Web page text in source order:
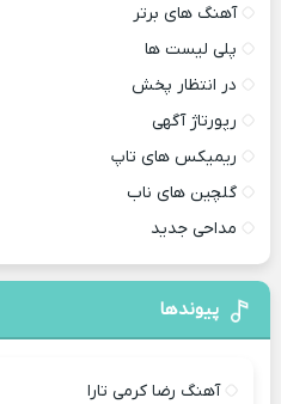
آهنگ های برتر
پلی لیست ها
در انتظار پخش
رپورتاژ آگهی
ریمیکس های تاپ
گلچین های ناب
مداحی جدید
پیوندها
آهنگ رضا کرمی تارا